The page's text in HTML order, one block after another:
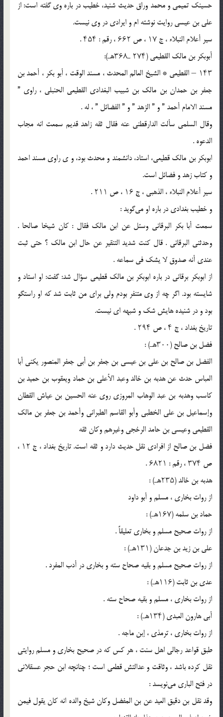
حسینک تمیمی و محمد وراق حدیث شنید، خطیب در باره وی گفته است: از
علی بن عیسی روایت نوشته ام و ایرادی در وی نیست.
سیر أعلام النبلاء ، ج ۱۷ ، ص ۶۶۲ ، رقم : ۴۵۴ .
أبوبکر بن مالک القطیعی (۲۷۴ ـ۳۶۸هـ):
۱۴۳ – القطیعی * الشیخ العالم المحدث ، مسند الوقت ، أبو بکر ، أحمد بن
جعفر بن حمدان بن مالک بن شبیب البغدادی القطیعی الحنبلی ، راوی ”
مسند الامام أحمد ” و ” الزهد ” و ” الفضائل ” ، له .
وقال السلمی سألت الدارقطنی عنه فقال ثقه زاهد قدیم سمعت انه مجاب
الدعوه .
ابوبکر بن مالک قطیعی، استاد، دانشمند و محدث بود، و ی راوی مسند احمد
و کتاب زهد و فضائل است.
سیر أعلام النبلاء ، الذهبی ، ج ۱۶ ، ص ۲۱۱ .
و خطیب بغدادی در باره او می‌گوید :
سمعت أبا بکر البرقانی وسئل عن ابن مالک فقال : کان شیخا صالحا .
وحدثنی البرقانی . قال کنت شدید التنقیر عن حال ابن مالک ؟ حتى ثبت
عندی أنه صدوق لا یشک فی سماعه .
از ابوبکر برقانی در باره ابوبکر بن مالک قطیعی سؤال شد: گفت: او استاد و
شایسته بود. اگر چه از وی متنفر بودم ولی برای من ثابت شد که او راستگو
بود و در شنیده هایش شک و شبهه ای نیست.
تاریخ بغداد ، ج ۴ ، ص ۲۹۴ .
فضل بن صالح (۳۰۰هـ) :
الفضل بن صالح بن على بن عیسى بن جعفر بن أبى جعفر المنصور یکنى أبا
العباس حدث عن هدبه بن خالد وعبد الأعلى بن حماد ویعقوب بن حمید بن
کاسب وهدبه بن عبد الوهاب المروزی روى عنه الحسین بن عیاش القطان
وإسماعیل بن على الخطبی وأبو القاسم الطبرانی وأحمد بن جعفر بن مالک
القطیعی وعیسى بن حامد الرخجی وغیرهم وکان ثقه
فضل بن صالح از افرادی نقل حدیث دارد و ثقه است. تاریخ بغداد ، ج ۱۲ ،
ص ۳۷۴ ، رقم : ۶۸۲۱ .
هدبه بن خالد (۲۳۵هـ) :
از روات بخاری ، مسلم و أبو داود
حماد بن سلمه (۱۶۷هـ) :
از روات صحیح مسلم و بخاری تعلیقاً .
علی بن زید بن جدعان (۱۳۱هـ) :
از روات صحیح مسلم و بقیه صحاح سته و بخاری در أدب المفرد .
عدی بن ثابت (۱۱۶هـ) :
از روات بخاری ، مسلم و بقیه صحاح سته .
أبی هارون العبدی (۱۳۴هـ) :
از روات بخاری ، ترمذی ، إبن ماجه .
طبق قواعد رجالی اهل سنت ، هر کس که در صحیح بخاری و مسلم روایتی
نقل کرده باشد ، وثاقت و عدالتش قطعی است ؛ چنانچه ابن حجر عسقلانی
در فتح الباری می‌نویسد :
وقد نقل بن دقیق العید عن بن المفضل وکان شیخ والده انه کان یقول فیمن